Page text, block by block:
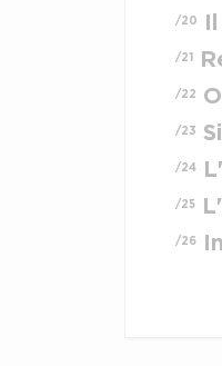
/20
/21
/22
/23
/24
/25
/26